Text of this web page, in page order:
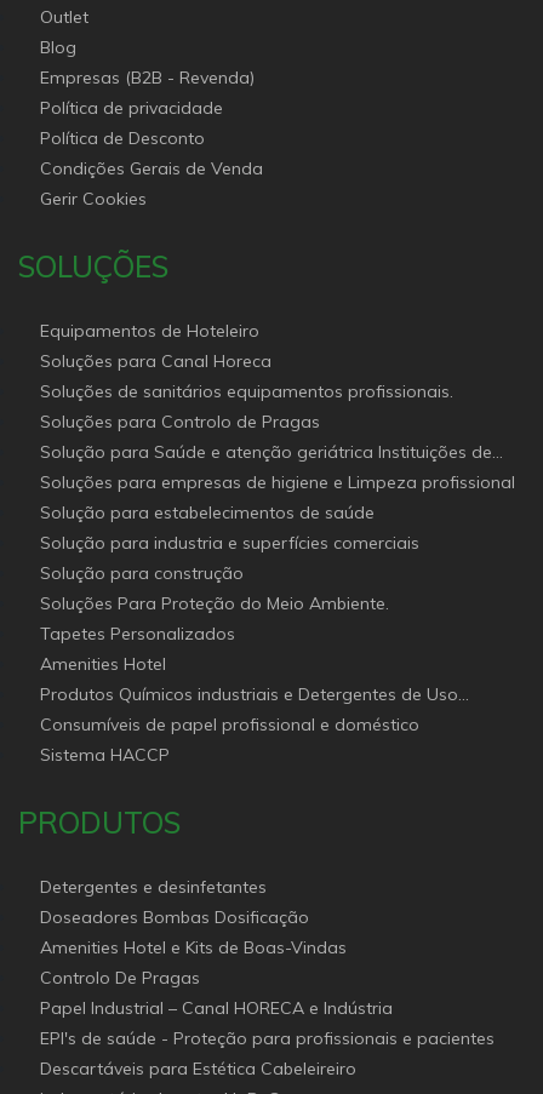
Outlet
Blog
Empresas (B2B - Revenda)
Política de privacidade
Política de Desconto
Condições Gerais de Venda
Gerir Cookies
SOLUÇÕES
Equipamentos de Hoteleiro
Soluções para Canal Horeca
Soluções de sanitários equipamentos profissionais.
Soluções para Controlo de Pragas
Solução para Saúde e atenção geriátrica Instituições de
Apoio Social
Soluções para empresas de higiene e Limpeza profissional
Solução para estabelecimentos de saúde
Solução para industria e superfícies comerciais
Solução para construção
Soluções Para Proteção do Meio Ambiente.
Tapetes Personalizados
Amenities Hotel
Produtos Químicos industriais e Detergentes de Uso
Profissional e doméstico
Consumíveis de papel profissional e doméstico
Sistema HACCP
PRODUTOS
Detergentes e desinfetantes
Doseadores Bombas Dosificação
Amenities Hotel e Kits de Boas-Vindas
Controlo De Pragas
Papel Industrial – Canal HORECA e Indústria
EPI's de saúde - Proteção para profissionais e pacientes
Descartáveis para Estética Cabeleireiro